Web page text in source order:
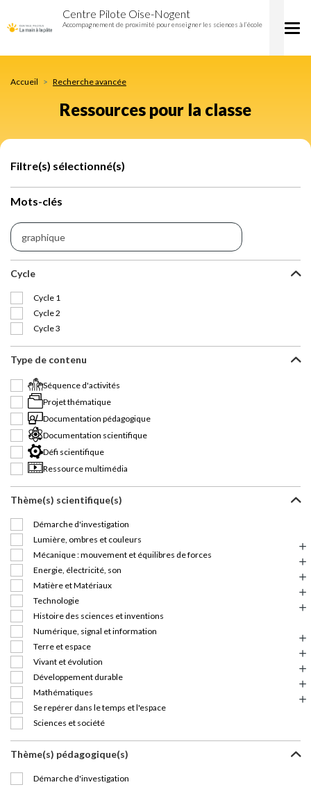
pour
au
contenu
Centre Pilote Oise-Nogent
Accompagnement de proximité pour enseigner les sciences à l’école
Accueil Recherche avancée
Ressources pour la classe
Filtre(s) sélectionné(s)
Mots-clés
Cycle
Cycle 1
Cycle 2
Cycle 3
Type de contenu
Séquence d'activités
Projet thématique
Documentation pédagogique
Documentation scientifique
Défi scientifique
Ressource multimédia
Thème(s) scientifique(s)
Démarche d'investigation
Lumière, ombres et couleurs
Mécanique : mouvement et équilibres de forces
Energie, électricité, son
Matière et Matériaux
Technologie
Histoire des sciences et inventions
Numérique, signal et information
Terre et espace
Vivant et évolution
Développement durable
Mathématiques
Se repérer dans le temps et l'espace
Sciences et société
Thème(s) pédagogique(s)
Démarche d'investigation